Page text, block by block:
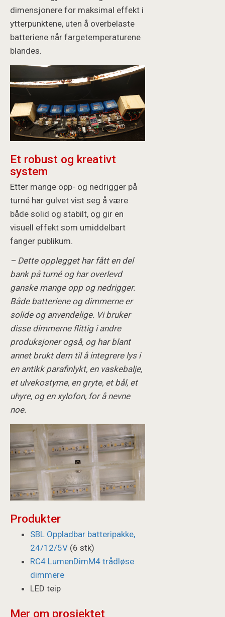
dimensjonere for maksimal effekt i
ytterpunktene, uten å overbelaste
batteriene når fargetemperaturene
blandes.
Et robust og kreativt
system
Etter mange opp- og nedrigger på
turné har gulvet vist seg å være
både solid og stabilt, og gir en
visuell effekt som umiddelbart
fanger publikum.
– Dette opplegget har fått en del
bank på turné og har overlevd
ganske mange opp og nedrigger.
Både batteriene og dimmerne er
solide og anvendelige. Vi bruker
disse dimmerne flittig i andre
produksjoner også, og har blant
annet brukt dem til å integrere lys i
en antikk parafinlykt, en vaskebalje,
et ulvekostyme, en gryte, et bål, et
uhyre, og en xylofon, for å nevne
noe.
Produkter
SBL Oppladbar batteripakke,
24/12/5V (6 stk)
RC4 LumenDimM4 trådløse
dimmere
LED teip
Mer om prosjektet